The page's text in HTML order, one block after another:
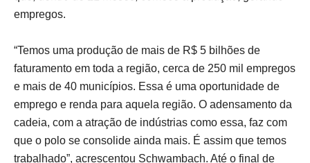
empregos.
“Temos uma produção de mais de R$ 5 bilhões de
faturamento em toda a região, cerca de 250 mil empregos
e mais de 40 municípios. Essa é uma oportunidade de
emprego e renda para aquela região. O adensamento da
cadeia, com a atração de indústrias como essa, faz com
que o polo se consolide ainda mais. É assim que temos
trabalhado”, acrescentou Schwambach. Até o final de